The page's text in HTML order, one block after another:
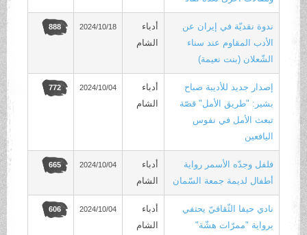
ندوة نقديّة في إيران عن
الأدب المقاوم عند سناء
الشّعلان (بنت نعيمة)
أدباء
الشام
2024/10/18
888
إصدار جديد للأديبة صباح
بشير: "طريق الأمل" قصّة
تبعث الأمل في نفوس
اليافعين
أدباء
الشام
2024/10/04
772
فلفل وجدّه الأسمر رواية
أطفال لديمة جمعة السّمان
أدباء
الشام
2024/10/04
665
نادي حيفا الثّقافيّ يحتفي
برواية "ممرّات هشّة"
أدباء
الشام
2024/10/04
606